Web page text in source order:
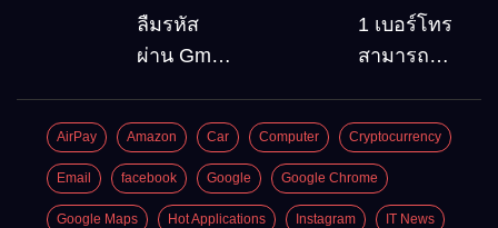
(Font)
ลงบน
สถานที่
ลืมรหัส
ผ่าน Gmail
Google
account
อัพเดต
ล่าสุด
1 เบอร์โทร
สามารถ
Gmail
บัญชีใหม่
ได้กี่ครั้ง?
กี่บัญชี ?
AirPay Amazon Car Computer Cryptocurrency
Email facebook Google Google Chrome
Google Maps Hot Applications Instagram IT News